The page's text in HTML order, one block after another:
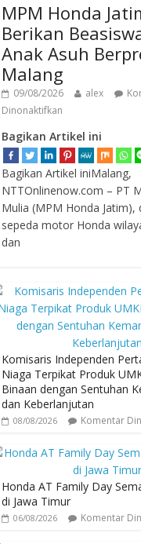
MPM Honda
Berikan
Anak Asuh
Malang
09/08/2026 alex
Dinonaktifkan
Bagikan Artikel ini
Bagikan Artikel iniMalang,
NTTOnlinenow.com – PT
Mulia (MPM Honda Jatim),
sepeda motor Honda
dan
Komisaris Independen
Niaga Terpikat Produk
Binaan dengan Sentuhan
dan Keberlanjutan
08/08/2026 Komentar
Honda AT Family Day
di Jawa Timur
06/08/2026 Komentar